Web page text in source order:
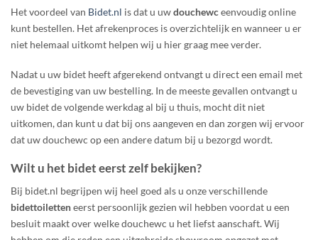
Het voordeel van Bidet.nl is dat u uwdouchewceenvoudig online
kunt bestellen. Het afrekenproces is overzichtelijk en wanneer u er
niet helemaal uitkomt helpen wij u hier graag mee verder.
Nadat u uw bidet heeft afgerekend ontvangt u direct een email met
de bevestiging van uw bestelling. In de meeste gevallen ontvangt u
uw bidet de volgende werkdag al bij u thuis, mocht dit niet
uitkomen, dan kunt u dat bij ons aangeven en dan zorgen wij ervoor
dat uw douchewc op een andere datum bij u bezorgd wordt.
Wilt u het bidet eerst zelf bekijken?
Bij bidet.nl begrijpen wij heel goed als u onze verschillende
bidettoiletteneerst persoonlijk gezien wil hebben voordat u een
besluit maakt over welke douchewc u het liefst aanschaft. Wij